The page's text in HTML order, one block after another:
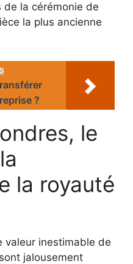
de la cérémonie de
la plus ancienne
?
le
la royauté
valeur inestimable de
jalousement